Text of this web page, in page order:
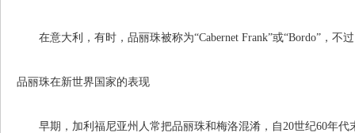
在意大利，有时，品丽珠被称为“Cabernet Frank”或“Bordo”，不
品丽珠在新世界国家的表现
早期，加利福尼亚州人常把品丽珠和梅洛混淆，自20世纪60年代